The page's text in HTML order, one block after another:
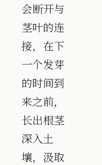
会断开与
茎叶的连
接，在下
一个发芽
的时间到
来之前，
长出根茎
深入土
壤，汲取